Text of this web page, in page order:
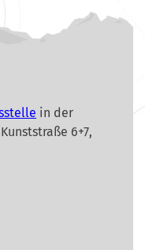
in der
6+7,